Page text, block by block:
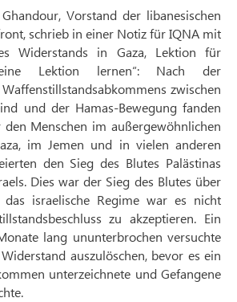
Vorstand der libanesischen
schrieb in einer Notiz für IQNA mit
Widerstands in Gaza, Lektion für
Lektion lernen“: Nach der
zwischen
und der Hamas-Bewegung fanden
Menschen im außergewöhnlichen
im Jemen und in vielen anderen
den Sieg des Blutes Palästinas
Dies war der Sieg des Blutes über
das israelische Regime war es nicht
zu akzeptieren. Ein
lang ununterbrochen versuchte
auszulöschen, bevor es ein
unterzeichnete und Gefangene